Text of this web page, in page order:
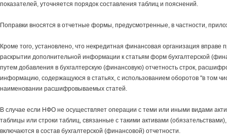
показателей, уточняется порядок составления таблиц и пояснений.
Поправки вносятся в отчетные формы, предусмотренные, в частности,
Кроме того, установлено, что некредитная финансовая организация вправе
раскрытии дополнительной информации к статьям форм бухгалтерской
путем добавления в бухгалтерскую (финансовую) отчетность строк,
информацию, содержащуюся в статьях, с использованием оборотов "в том
наименовании расшифровываемых статей.
В случае если НФО не осуществляет операции с теми или иными видами
таблицы или строки таблиц, связанные с такими активами
включаются в состав бухгалтерской (финансовой) отчетности.